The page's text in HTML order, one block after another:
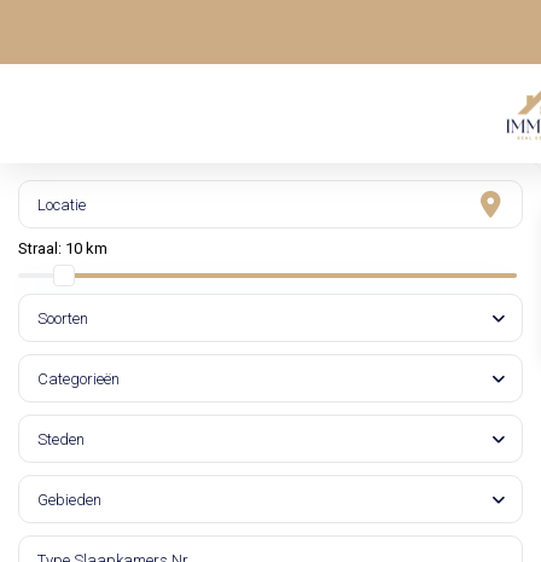
Straal: 10 km
Soorten
Categorieën
Steden
Gebieden